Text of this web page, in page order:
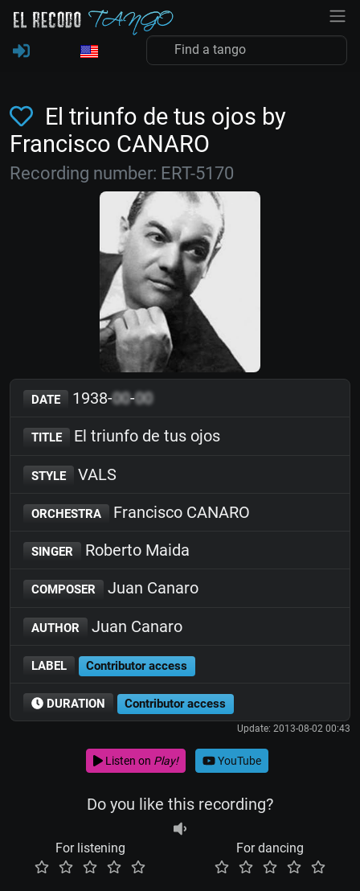
El triunfo de tus ojos by
Francisco CANARO
Recording number: ERT-5170
DATE 1938-00-00
TITLE El triunfo de tus ojos
STYLE VALS
ORCHESTRA Francisco CANARO
SINGER Roberto Maida
COMPOSER Juan Canaro
AUTHOR Juan Canaro
LABEL Contributor access
DURATION Contributor access
Update: 2013-08-02 00:43
Listen on Play! YouTube
Do you like this recording?
For listening For dancing